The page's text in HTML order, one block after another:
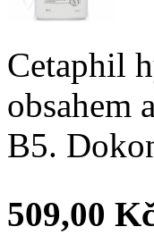
Cetaphil
obsahem
B5.
509,00